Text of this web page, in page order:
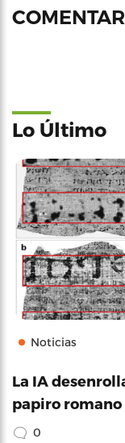
Lo Último
Noticias
La IA
papiro
0